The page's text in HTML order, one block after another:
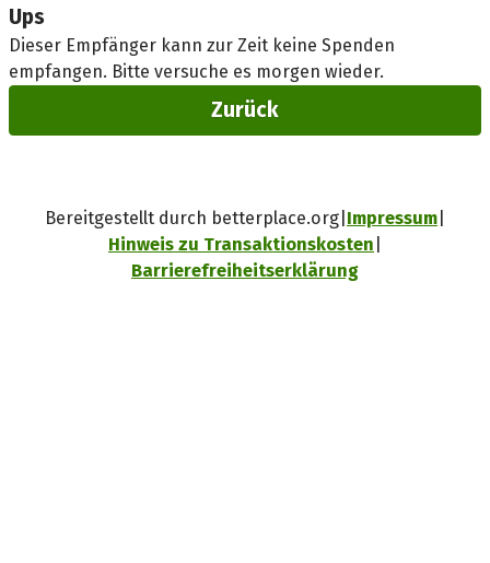
Ups
Dieser Empfänger kann zur Zeit keine Spenden
empfangen. Bitte versuche es morgen wieder.
Zurück
Bereitgestellt durch betterplace.org Impressum
Hinweis zu Transaktionskosten
Barrierefreiheitserklärung